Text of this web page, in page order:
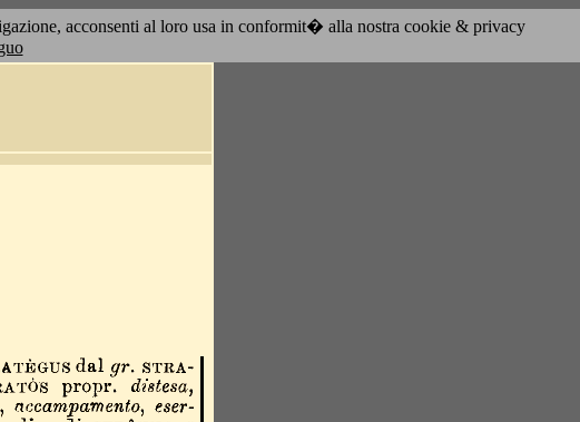
acconsenti al loro usa in conformit� alla nostra cookie & privacy